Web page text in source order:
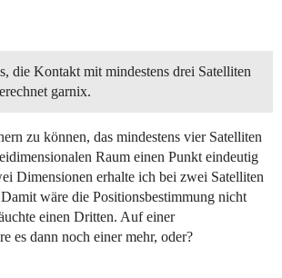
die Kontakt mit mindestens drei Satelliten
garnix.
zu können, das mindestens vier Satelliten
Raum einen Punkt eindeutig
Dimensionen erhalte ich bei zwei Satelliten
wäre die Positionsbestimmung nicht
einen Dritten. Auf einer
es dann noch einer mehr, oder?